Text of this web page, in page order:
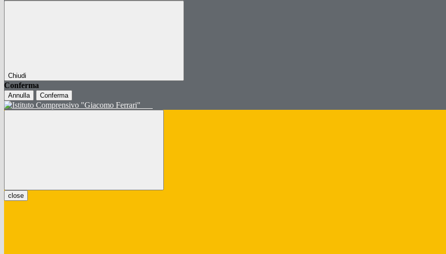
Chiudi
Conferma
Annulla Conferma
close